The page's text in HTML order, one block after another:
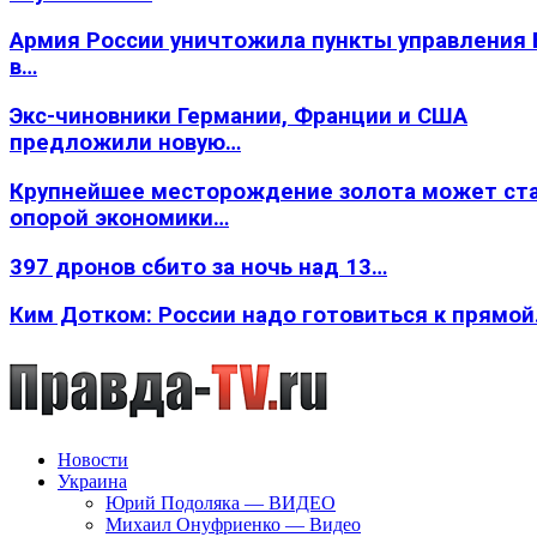
Армия России уничтожила пункты
в…
Экс-чиновники Германии, Франции и США
предложили новую…
Крупнейшее месторождение золота может
опорой экономики…
397 дронов сбито за ночь над 13…
Ким Дотком: России надо готовиться к
Новости
Украина
Юрий Подоляка — ВИДЕО
Михаил Онуфриенко — Видео